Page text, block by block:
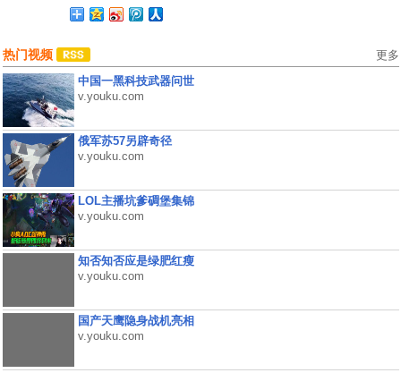
热门视频 更多
中国一黑科技武器问世
v.youku.com
俄军苏57另辟奇径
v.youku.com
LOL主播坑爹碉堡集锦
v.youku.com
知否知否应是绿肥红瘦
v.youku.com
国产天鹰隐身战机亮相
v.youku.com